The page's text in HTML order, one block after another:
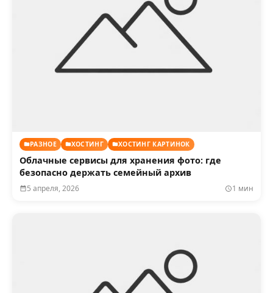
РАЗНОЕ ХОСТИНГ ХОСТИНГ КАРТИНОК
Облачные сервисы для хранения фото: где
безопасно держать семейный архив
5 апреля, 2026 1 мин